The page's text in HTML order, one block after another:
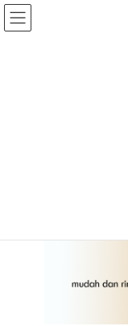
Skip
to
the
Skip
to
the